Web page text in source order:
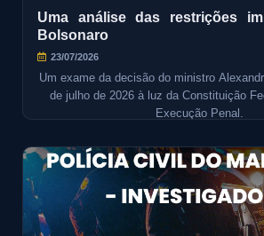
Uma análise das restrições
Bolsonaro
23/07/2026
Um exame da decisão do ministro
de julho de 2026 à luz da Constituição
Execução Penal.